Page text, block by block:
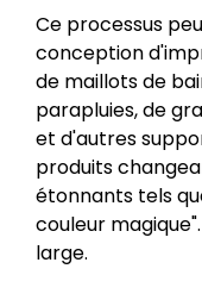
Ce processus
conception
de maillots de
parapluies, de
et d'autres
produits
étonnants tels
couleur
large.